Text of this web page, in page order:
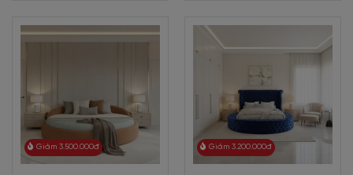
Giảm 3.500.000đ Giảm 3.200.000đ